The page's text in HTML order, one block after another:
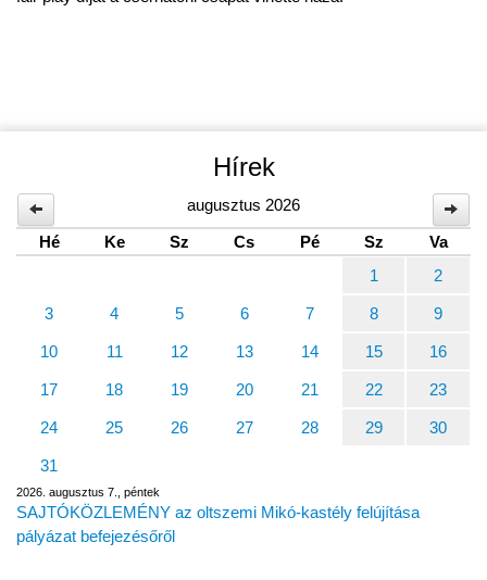
Hírek
augusztus 2026
Hé
Ke Sz Cs Pé Sz
Va
1
2
3 4 5 6 7 8 9
10 11 12 13 14 15 16
17 18 19 20 21 22 23
24 25 26 27 28 29 30
31
2026. augusztus 7., péntek
SAJTÓKÖZLEMÉNY az oltszemi Mikó-kastély felújítása
pályázat befejezésőről